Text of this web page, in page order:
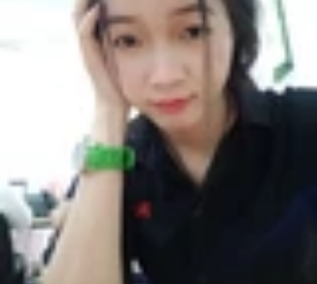
Đánh Giá - Trên Tay So SánhTư vấn
Khuyến
Thủ thuậtHỏi đápApp - GameThông báo
Khách
hàng - Sự kiện
Xiaomi Mi CC9 ra mắt tại Châu Âu
với tên gọi khác là Mi 9 Lite
Nguyễn Phan Thảo Nguyên
17/09/2019
Cập nhật: 17/09/2019
Theo dõi XTMobile trên